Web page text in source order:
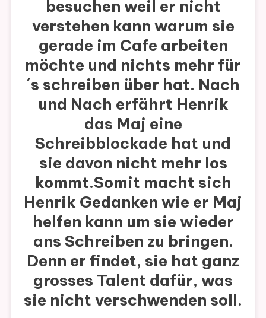
besuchen weil er nicht
verstehen kann warum sie
gerade im Cafe arbeiten
möchte und nichts mehr für
´s schreiben über hat. Nach
und Nach erfährt Henrik
das Maj eine
Schreibblockade hat und
sie davon nicht mehr los
kommt.Somit macht sich
Henrik Gedanken wie er Maj
helfen kann um sie wieder
ans Schreiben zu bringen.
Denn er findet, sie hat ganz
grosses Talent dafür, was
sie nicht verschwenden soll.